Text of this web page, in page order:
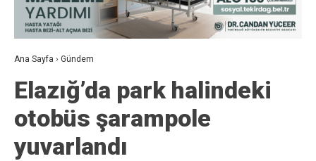
Ana Sayfa › Gündem
Elazığ’da park halindeki
otobüs şarampole
yuvarlandı